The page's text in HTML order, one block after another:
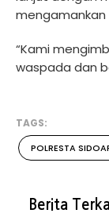
mengamankan
“Kami
waspada dan
TAGS:
POLRESTA
Berita